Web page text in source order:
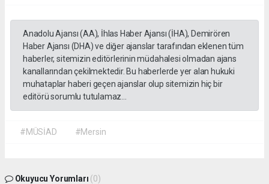
Anadolu Ajansı (AA), İhlas Haber Ajansı (İHA), Demirören
Haber Ajansı (DHA) ve diğer ajanslar tarafından eklenen tüm
haberler, sitemizin editörlerinin müdahalesi olmadan ajans
kanallarından çekilmektedir. Bu haberlerde yer alan hukuki
muhataplar haberi geçen ajanslar olup sitemizin hiç bir
editörü sorumlu tutulamaz...
#MÜSİAD #Mersin
Okuyucu Yorumları (0)